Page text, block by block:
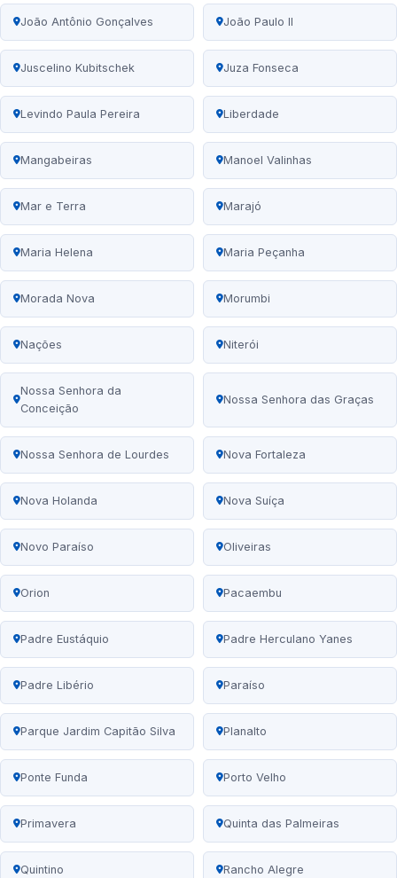
João Antônio Gonçalves João Paulo II
Juscelino Kubitschek Juza Fonseca
Levindo Paula Pereira Liberdade
Mangabeiras Manoel Valinhas
Mar e Terra Marajó
Maria Helena Maria Peçanha
Morada Nova Morumbi
Nações Niterói
Nossa Senhora da
Conceição
Nossa Senhora das Graças
Nossa Senhora de Lourdes Nova Fortaleza
Nova Holanda Nova Suíça
Novo Paraíso Oliveiras
Orion Pacaembu
Padre Eustáquio Padre Herculano Yanes
Padre Libério Paraíso
Parque Jardim Capitão Silva Planalto
Ponte Funda Porto Velho
Primavera Quinta das Palmeiras
Quintino Rancho Alegre